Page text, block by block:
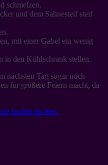
schmelzen.
und dem Sahnesteif steif
mit einer Gabel ein wenig
in den Kühlschrank stellen.
nächsten Tag sogar noch
für größere Feiern macht, da
findest du hier.